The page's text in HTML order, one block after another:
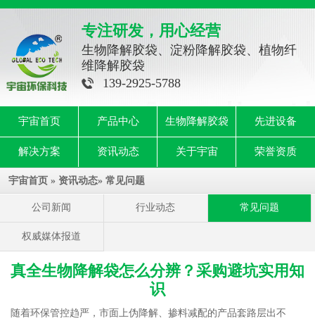
专注研发，用心经营
生物降解胶袋、淀粉降解胶袋、植物纤
维降解胶袋
139-2925-5788
宇宙首页 产品中心 生物降解胶袋 先进设备
解决方案 资讯动态 关于宇宙 荣誉资质
宇宙首页 » 资讯动态» 常见问题
公司新闻 行业动态 常见问题
权威媒体报道
真全生物降解袋怎么分辨？采购避坑实用知
识
随着环保管控趋严，市面上伪降解、掺料减配的产品套路层出不